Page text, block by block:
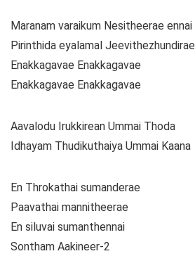
Maranam varaikum Nesitheerae ennai
Pirinthida eyalamal Jeevithezhundirae
Enakkagavae Enakkagavae
Enakkagavae Enakkagavae
Aavalodu Irukkirean Ummai Thoda
Idhayam Thudikuthaiya Ummai Kaana
En Throkathai sumanderae
Paavathai mannitheerae
En siluvai sumanthennai
Sontham Aakineer-2